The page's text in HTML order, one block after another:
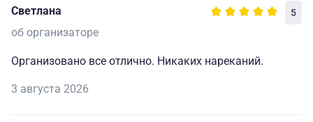
Светлана 5
об организаторе
Организовано все отлично. Никаких нареканий.
3 августа 2026